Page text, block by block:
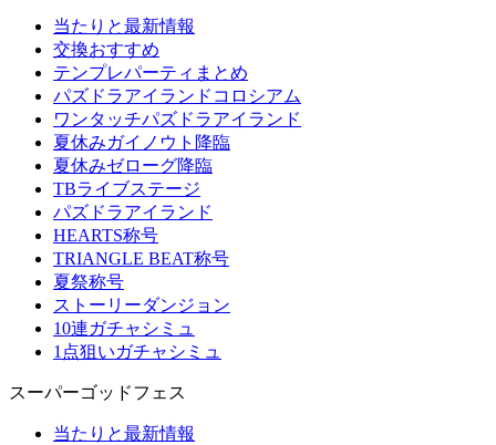
当たりと最新情報
交換おすすめ
テンプレパーティまとめ
パズドラアイランドコロシアム
ワンタッチパズドラアイランド
夏休みガイノウト降臨
夏休みゼローグ降臨
TBライブステージ
パズドラアイランド
HEARTS称号
TRIANGLE BEAT称号
夏祭称号
ストーリーダンジョン
10連ガチャシミュ
1点狙いガチャシミュ
スーパーゴッドフェス
当たりと最新情報